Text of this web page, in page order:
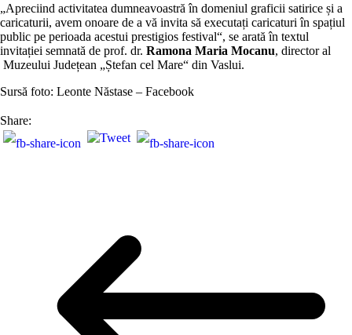
„Apreciind activitatea dumneavoastră în domeniul graficii satirice și a
caricaturii, avem onoare de a vă invita să executați caricaturi în spațiul
public pe perioada acestui prestigios festival“, se arată în textul
invitației semnată de prof. dr. Ramona Maria Mocanu, director al
Muzeului Județean „Ștefan cel Mare“ din Vaslui.
Sursă foto: Leonte Năstase – Facebook
Share: